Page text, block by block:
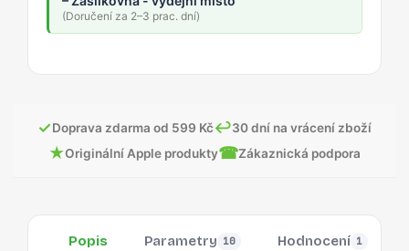
(Doručení za 2–3 prac. dní)
✓Doprava zdarma od 599 Kč↩30 dní na vrácení zboží
★Originální Apple produkty☎Zákaznická podpora
Popis Parametry 10 Hodnocení 1